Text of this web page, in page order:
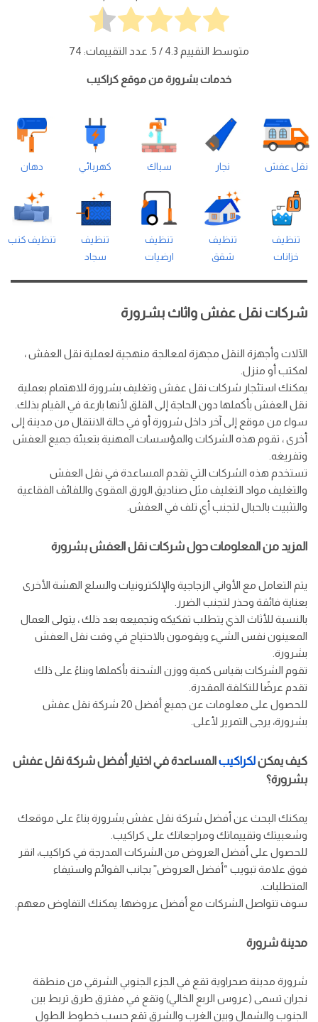
متوسط التقييم 4.3 / 5. عدد التقييمات: 74
خدمات بشرورة من موقع كراكيب
نقل عفش نجار سباك كهربائي دهان
تنظيف
خزانات
تنظيف
شقق
تنظيف
ارضيات
تنظيف
سجاد
تنظيف كنب
شركات نقل عفش واثاث بشرورة
الآلات وأجهزة النقل مجهزة لمعالجة منهجية لعملية نقل العفش ،
لمكتب أو منزل.
يمكنك استئجار شركات نقل عفش وتغليف بشرورة للاهتمام بعملية
نقل العفش بأكملها دون الحاجة إلى القلق لأنها بارعة في القيام بذلك.
سواء من موقع إلى آخر داخل شرورة أو في حالة الانتقال من مدينة إلى
أخرى ، تقوم هذه الشركات والمؤسسات المهنية بتعبئة جميع العفش
وتفريغه.
تستخدم هذه الشركات التي تقدم المساعدة في نقل العفش
والتغليف مواد التغليف مثل صناديق الورق المقوى واللفائف الفقاعية
والتثبيت بالحبال لتجنب أي تلف في العفش.
المزيد من المعلومات حول شركات نقل العفش بشرورة
يتم التعامل مع الأواني الزجاجية والإلكترونيات والسلع الهشة الأخرى
بعناية فائقة وحذر لتجنب الضرر.
بالنسبة للأثاث الذي يتطلب تفكيكه وتجميعه بعد ذلك ، يتولى العمال
المعينون نفس الشيء ويقومون بالاحتياج في وقت نقل العفش
بشرورة.
تقوم الشركات بقياس كمية ووزن الشحنة بأكملها وبناءً على ذلك
تقدم عرضًا للتكلفة المقدرة.
للحصول على معلومات عن جميع أفضل 20 شركة نقل عفش
بشرورة، يرجى التمرير لأعلى.
كيف يمكنلكراكيبالمساعدة في اختيار أفضل شركة نقل عفش
بشرورة؟
يمكنك البحث عن أفضل شركة نقل عفش بشرورة بناءً على موقعك
وشعبيتك وتقييماتك ومراجعاتك على كراكيب.
للحصول على أفضل العروض من الشركات المدرجة في كراكيب، انقر
فوق علامة تبويب “أفضل العروض” بجانب القوائم واستيفاء
المتطلبات.
سوف تتواصل الشركات مع أفضل عروضها. يمكنك التفاوض معهم.
مدينة شرورة
شرورة مدينة صحراوية تقع في الجزء الجنوبي الشرقي من منطقة
نجران تسمى (عروس الربع الخالي) وتقع في مفترق طرق تربط بين
الجنوب والشمال وبين الغرب والشرق تقع حسب خطوط الطول